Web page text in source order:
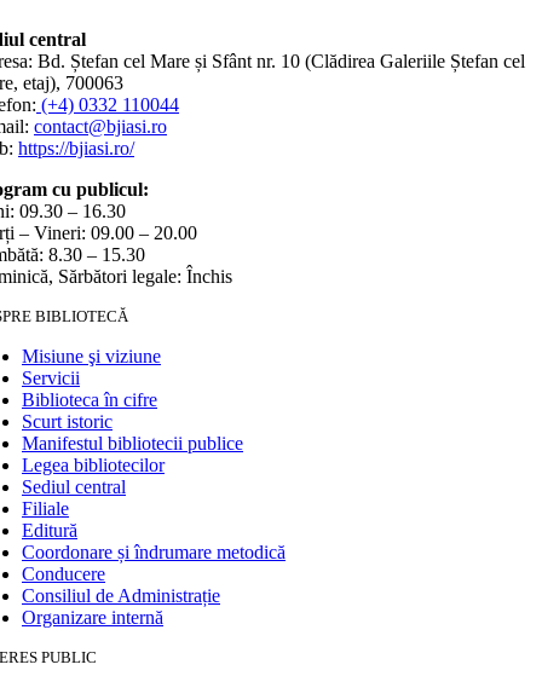
central
Bd. Ștefan cel Mare și Sfânt nr. 10 (Clădirea Galeriile Ștefan cel
etaj), 700063
(+4) 0332 110044
contact@bjiasi.ro
https://bjiasi.ro/
cu publicul:
09.30 – 16.30
– Vineri: 09.00 – 20.00
8.30 – 15.30
Sărbători legale: Închis
BIBLIOTECĂ
Misiune şi viziune
Servicii
Biblioteca în cifre
Scurt istoric
Manifestul bibliotecii publice
Legea bibliotecilor
Sediul central
Filiale
Editură
Coordonare și îndrumare metodică
Conducere
Consiliul de Administrație
Organizare internă
PUBLIC